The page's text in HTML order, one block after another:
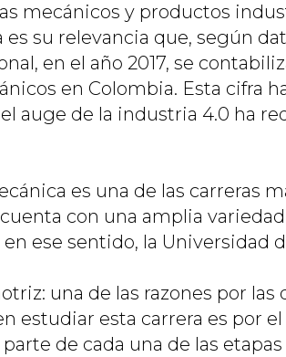
mecánicos y productos
es su relevancia que, según
en el año 2017, se
en Colombia. Esta cifra
el auge de la industria 4.0 ha
es una de las carreras
con una amplia
ese sentido, la Universidad
una de las razones por las
estudiar esta carrera es por
de cada una de las